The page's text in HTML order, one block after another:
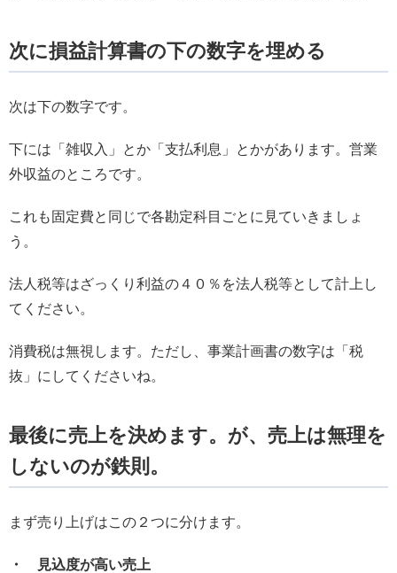
次に損益計算書の下の数字を埋める
次は下の数字です。
下には「雑収入」とか「支払利息」とかがあります。営業
外収益のところです。
これも固定費と同じで各勘定科目ごとに見ていきましょ
う。
法人税等はざっくり利益の４０％を法人税等として計上し
てください。
消費税は無視します。ただし、事業計画書の数字は「税
抜」にしてくださいね。
最後に売上を決めます。が、売上は無理を
しないのが鉄則。
まず売り上げはこの２つに分けます。
・ 見込度が高い売上